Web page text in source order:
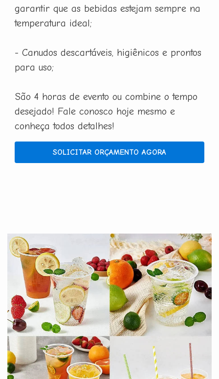
garantir que as bebidas estejam sempre na
temperatura ideal;
- Canudos descartáveis, higiênicos e prontos
para uso;
São 4 horas de evento ou combine o tempo
desejado! Fale conosco hoje mesmo e
conheça todos detalhes!
SOLICITAR ORÇAMENTO AGORA